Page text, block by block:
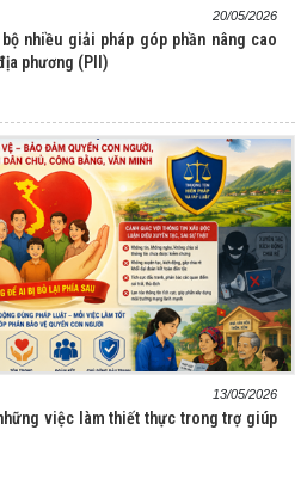
20/05/2026
nhiều giải pháp góp phần nâng cao
phương (PII)
13/05/2026
việc làm thiết thực trong trợ giúp